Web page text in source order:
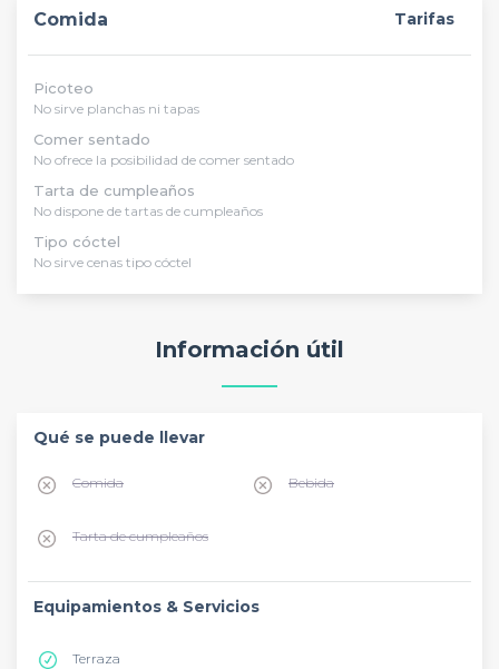
Comida Tarifas
Picoteo
No sirve planchas ni tapas
Comer sentado
No ofrece la posibilidad de comer sentado
Tarta de cumpleaños
No dispone de tartas de cumpleaños
Tipo cóctel
No sirve cenas tipo cóctel
Información útil
Qué se puede llevar
Comida Bebida
Tarta de cumpleaños
Equipamientos & Servicios
Terraza